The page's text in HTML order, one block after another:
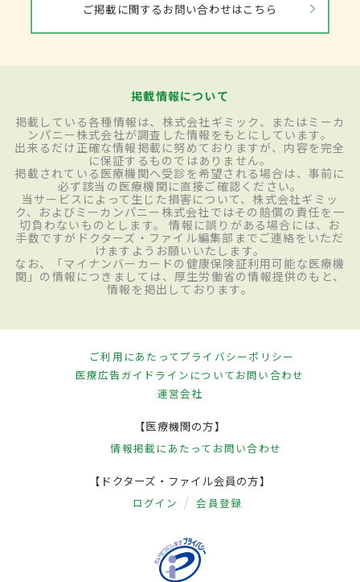
ご掲載に関するお問い合わせはこちら
掲載情報について
掲載している各種情報は、株式会社ギミック、またはミーカ
ンパニー株式会社が調査した情報をもとにしています。
出来るだけ正確な情報掲載に努めておりますが、内容を完全
に保証するものではありません。
掲載されている医療機関へ受診を希望される場合は、事前に
必ず該当の医療機関に直接ご確認ください。
当サービスによって生じた損害について、株式会社ギミッ
ク、およびミーカンパニー株式会社ではその賠償の責任を一
切負わないものとします。 情報に誤りがある場合には、お
手数ですがドクターズ・ファイル編集部までご連絡をいただ
けますようお願いいたします。
なお、「マイナンバーカードの健康保険証利用可能な医療機
関」の情報につきましては、厚生労働省の情報提供のもと、
情報を掲出しております。
ご利用にあたってプライバシーポリシー
医療広告ガイドラインについてお問い合わせ
運営会社
【医療機関の方】
情報掲載にあたって お問い合わせ
【ドクターズ・ファイル会員の方】
ログイン 会員登録